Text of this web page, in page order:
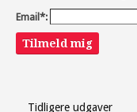
Email*:
Tilmeld mig
Tidligere udgaver